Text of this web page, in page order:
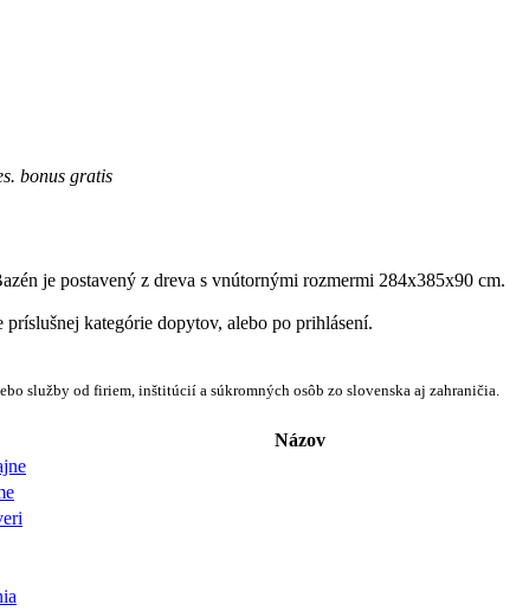
bonus gratis
je postavený z dreva s vnútornými rozmermi 284x385x90 cm.
príslušnej kategórie dopytov, alebo po prihlásení.
služby od firiem, inštitúcií a súkromných osôb zo slovenska aj zahraničia.
Názov